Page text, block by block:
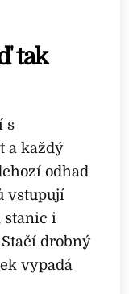
tak
s
a každý
odhad
vstupují
stanic i
drobný
vypadá